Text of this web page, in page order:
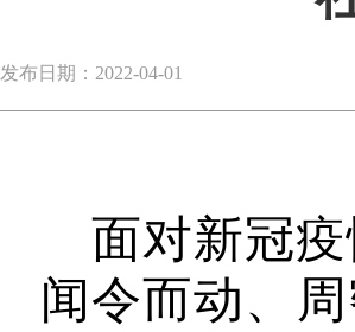
发布日期：2022-04-01
面对新冠
闻令而动、